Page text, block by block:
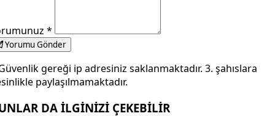
*
Yorumu Gönder
gereği ip adresiniz saklanmaktadır. 3. şahıslara
paylaşılmamaktadır.
DA İLGİNİZİ ÇEKEBİLİR